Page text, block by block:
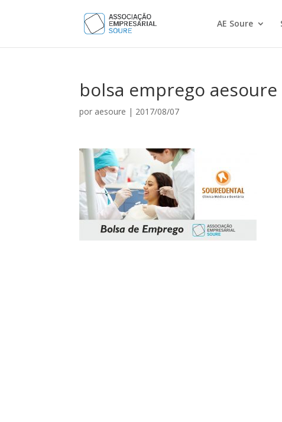
AE Soure
bolsa emprego
por aesoure | 2017/08/07